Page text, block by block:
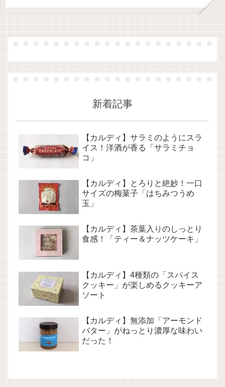
新着記事
【カルディ】サラミのようにスラ
イス！洋酒が香る「サラミチョ
コ」
【カルディ】とろりと絶妙！一口
サイズの梅菓子「はちみつうめ
玉」
【カルディ】茶葉入りのしっとり
食感！「ティー＆ナッツケーキ」
【カルディ】4種類の「スパイス
クッキー」が楽しめるクッキーア
ソート
【カルディ】無添加「アーモンド
バター」がねっとり濃厚な味わい
だった！